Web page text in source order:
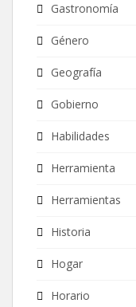
Gastronomía
Género
Geografía
Gobierno
Habilidades
Herramienta
Herramientas
Historia
Hogar
Horario